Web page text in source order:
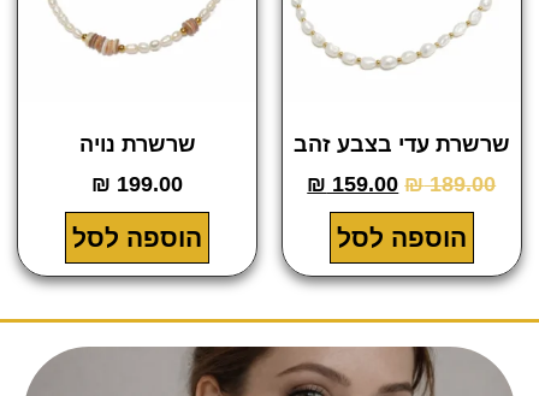
עדי בצבע זהב
₪189.00
₪159.00
הוספה לסל
שרשרת נויה
₪199.00
הוספה לסל